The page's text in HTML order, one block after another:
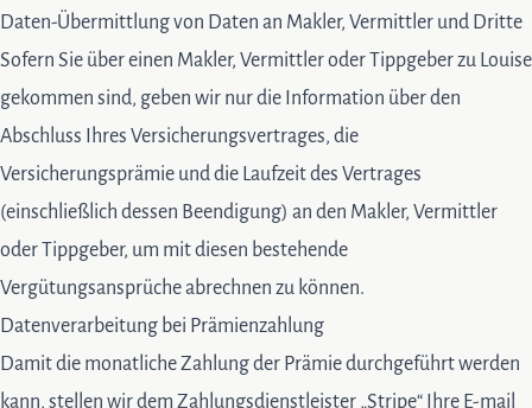
Daten-Übermittlung von Daten an Makler, Vermittler und Dritte
Sofern Sie über einen Makler, Vermittler oder Tippgeber zu Louise
gekommen sind, geben wir nur die Information über den
Abschluss Ihres Versicherungsvertrages, die
Versicherungsprämie und die Laufzeit des Vertrages
(einschließlich dessen Beendigung) an den Makler, Vermittler
oder Tippgeber, um mit diesen bestehende
Vergütungsansprüche abrechnen zu können.
Datenverarbeitung bei Prämienzahlung
Damit die monatliche Zahlung der Prämie durchgeführt werden
kann, stellen wir dem Zahlungsdienstleister „Stripe“ Ihre E-mail